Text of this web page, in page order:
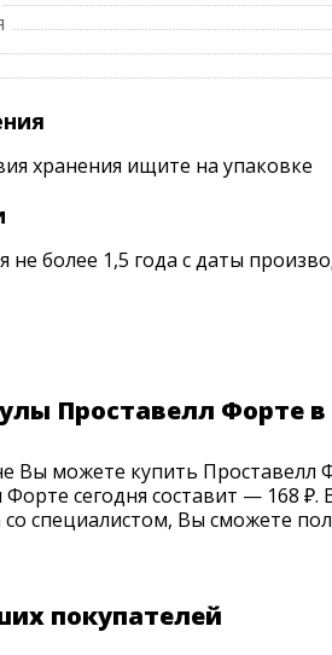
хранения ищите на упаковке
не более 1,5 года с даты
Проставелл Форте
Вы можете купить Проставелл
сегодня составит — 168
специалистом, Вы сможете
покупателей